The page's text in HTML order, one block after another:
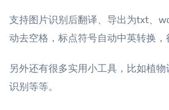
支持图片识别后翻译、导出为txt、
动去空格，标点符号自动中英转换，
另外还有很多实用小工具，比如植
识别等等。